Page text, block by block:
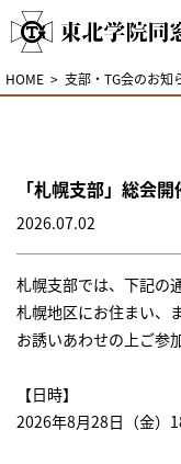
HOME 支部・TG会のお知
「札幌支部」総会
2026.07.02
札幌支部では、下記の
札幌地区にお住まい、
お誘いあわせの上ご参
【日時】
2026年8月28日（金）